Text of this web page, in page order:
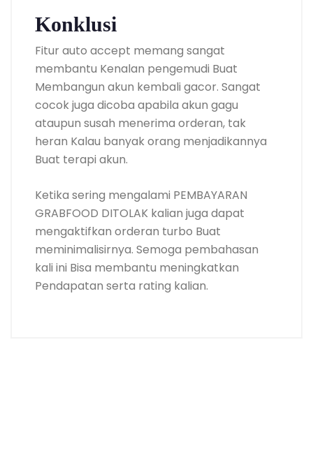
Konklusi
Fitur auto accept memang sangat
membantu Kenalan pengemudi Buat
Membangun akun kembali gacor. Sangat
cocok juga dicoba apabila akun gagu
ataupun susah menerima orderan, tak
heran Kalau banyak orang menjadikannya
Buat terapi akun.
Ketika sering mengalami PEMBAYARAN
GRABFOOD DITOLAK kalian juga dapat
mengaktifkan orderan turbo Buat
meminimalisirnya. Semoga pembahasan
kali ini Bisa membantu meningkatkan
Pendapatan serta rating kalian.